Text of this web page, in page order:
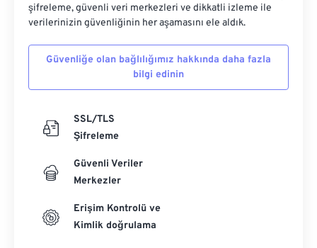
şifreleme, güvenli veri merkezleri ve dikkatli izleme ile
verilerinizin güvenliğinin her aşamasını ele aldık.
Güvenliğe olan bağlılığımız hakkında daha fazla
bilgi edinin
SSL/TLS
Şifreleme
Güvenli Veriler
Merkezler
Erişim Kontrolü ve
Kimlik doğrulama